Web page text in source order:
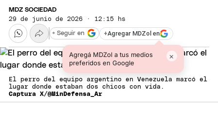
MDZ SOCIEDAD
29 de junio de 2026 · 12:15 hs
+Agregar MDZol en
Agregá MDZol a tus medios
preferidos en Google
×
+ Seguir en
El perro del equipo argentino en Venezuela marcó el
lugar donde estaban dos chicos con vida.
Captura X/@MinDefensa_Ar